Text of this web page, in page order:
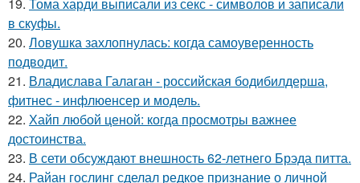
в скуфы.
20. Ловушка захлопнулась: когда самоуверенность
подводит.
21. Владислава Галаган - российская бодибилдерша,
фитнес - инфлюенсер и модель.
22. Хайп любой ценой: когда просмотры важнее
достоинства.
23. В сети обсуждают внешность 62-летнего Брэда питта.
24. Райан гослинг сделал редкое признание о личной